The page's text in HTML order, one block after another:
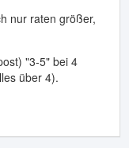
nur raten größer,
"3-5" bei 4
über 4).